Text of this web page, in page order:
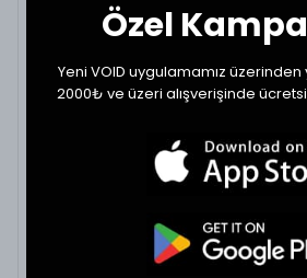
33 43
34 44
Tekstil ürünlerinde beden seçimi
değişkenlik gösterebilir. En doğru
dolabınızdaki beğendiğiniz bir ürünün
Özel
Yeni VOID uygulamamız
2000₺ ve üzeri alışverişinde